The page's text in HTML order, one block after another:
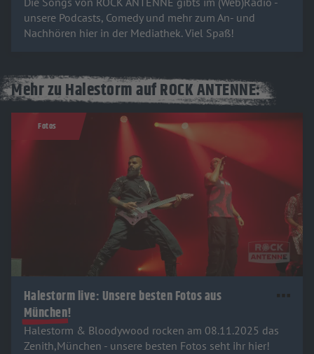
unsere Podcasts, Comedy und mehr zum An- und
Nachhören hier in der Mediathek. Viel Spaß!
Mehr zu Halestorm auf ROCK ANTENNE:
Fotos
Halestorm live: Unsere besten Fotos aus
München!
Halestorm & Bloodywood rocken am 08.11.2025 das
Zenith,München - unsere besten Fotos seht ihr hier!